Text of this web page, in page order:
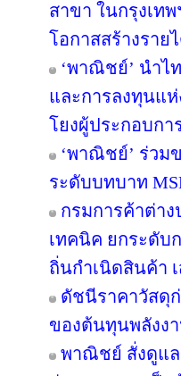
สาขา ในกรุงเท
โอกาสสร้างราย
‘พาณิชย์’ นำไ
และการลงทุนแ
โยงผู้ประกอบกา
‘พาณิชย์’ ร่วม
ระดับบทบาท
กรมการค้าต่า
เทคนิค ยกระดับ
ถิ่นกำเนิดสินค้า
ดัชนีราคาวัสดุ
ของต้นทุนพลังง
พาณิชย์ สั่งดูแ